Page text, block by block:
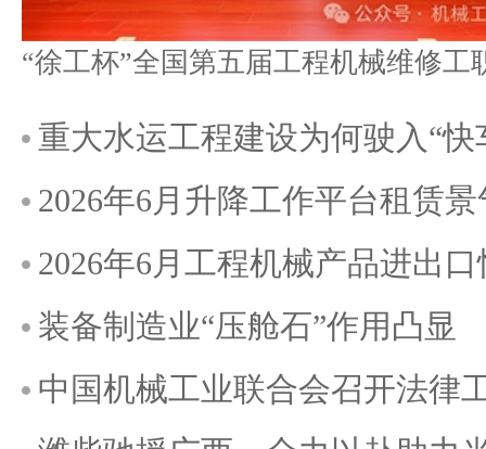
重大水运工程建设为何驶入“快
2026年6月升降工作平台租赁
2026年6月工程机械产品进出
装备制造业“压舱石”作用凸显
中国机械工业联合会召开法律